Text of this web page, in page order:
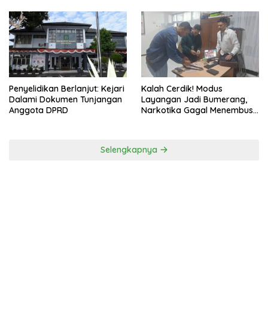
Penyelidikan Berlanjut: Kejari
Dalami Dokumen Tunjangan
Anggota DPRD
Kalah Cerdik! Modus
Layangan Jadi Bumerang,
Narkotika Gagal Menembus
Selengkapnya